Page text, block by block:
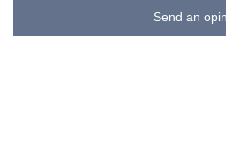
Send an